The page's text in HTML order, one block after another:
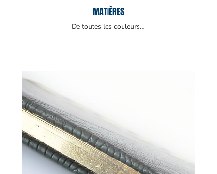
MATIÈRES
De toutes les couleurs…